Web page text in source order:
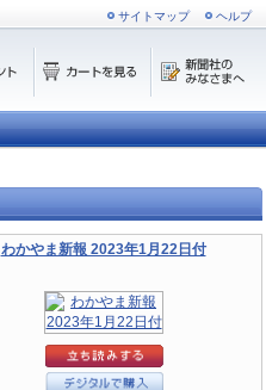
サイトマップ ヘルプ
わかやま新報 2023年1月22日付